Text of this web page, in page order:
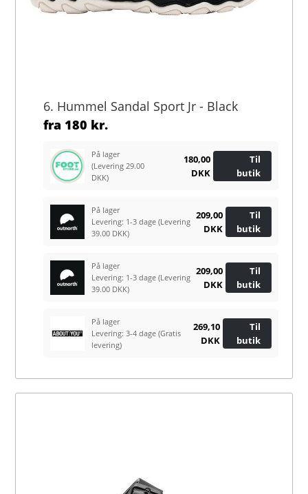
6. Hummel Sandal Sport Jr - Black
fra 180 kr.
På lager
(Levering 29.00
DKK)
180,00
DKK
Til
butik
På lager
Levering: 1-3 dage(Levering
39.00 DKK)
209,00
DKK
Til
butik
På lager
Levering: 1-3 dage(Levering
39.00 DKK)
209,00
DKK
Til
butik
På lager
Levering: 3-4 dage(Gratis
levering)
269,10
DKK
Til
butik